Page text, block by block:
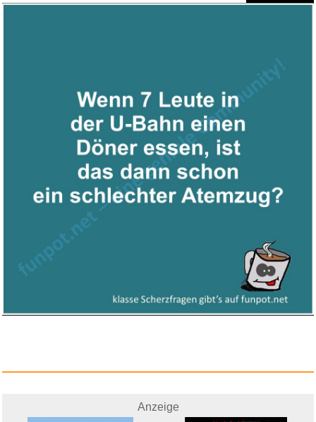
SMICEM Große Tragetasche...
Anzeige
Secret - Du sollst mich fü...
Anzeige